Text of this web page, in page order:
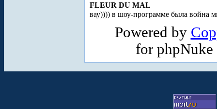
FLEUR DU MAL
вау)))) в шоу-программе была война
Powered by
for